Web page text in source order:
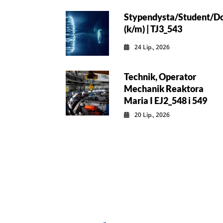
Stypendysta/Student/
(k/m) | TJ3_543
24 Lip., 2026
Technik, Operator
Mechanik Reaktora
Maria I EJ2_548 i 549
20 Lip., 2026